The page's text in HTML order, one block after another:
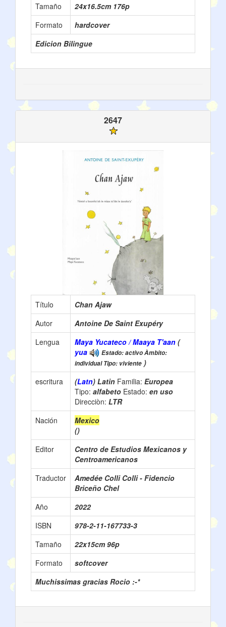
Tamaño
24x16.5cm 176p
Formato
hardcover
Edicion Bilingue
2647
Título
Chan Ajaw
Autor
Antoine De Saint Exupéry
Lengua
Maya Yucateco / Maaya T'aan (
yua
Estado: activo Àmbito:
individual Tipo: viviente )
escritura
(Latn) Latin Familia: Europea
Tipo: alfabeto Estado: en uso
Direcciòn: LTR
Nación
Mexico
()
Editor
Centro de Estudios Mexicanos y
Centroamericanos
Traductor
Amedée Colli Colli - Fidencio
Briceño Chel
Año
2022
ISBN
978-2-11-167733-3
Tamaño
22x15cm 96p
Formato
softcover
Muchissimas gracias Rocio :-*